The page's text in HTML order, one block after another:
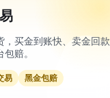
，买金到账快、卖金回款
赔。
易 黑金包赔